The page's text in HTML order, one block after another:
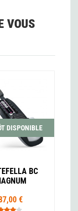
VOUS
DISPONIBLE
BC
€